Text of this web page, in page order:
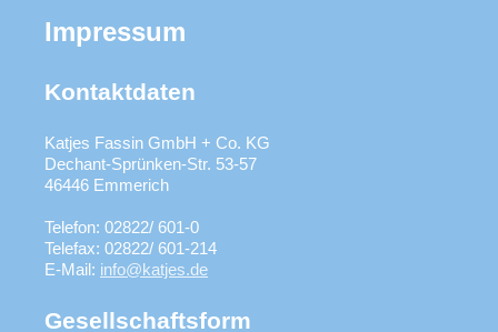
Impressum
Kontaktdaten
Katjes Fassin GmbH + Co. KG
Dechant-Sprünken-Str. 53-57
46446 Emmerich
Telefon: 02822/ 601-0
Telefax: 02822/ 601-214
E-Mail: info@katjes.de
Gesellschaftsform